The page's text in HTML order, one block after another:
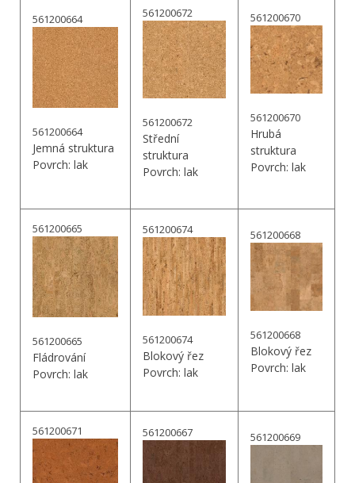
561200664
561200664
Jemná struktura
Povrch: lak
561200672
561200672
Střední
struktura
Povrch: lak
561200670
561200670
Hrubá
struktura
Povrch: lak
561200665
561200665
Fládrování
Povrch: lak
561200674
561200674
Blokový řez
Povrch: lak
561200668
561200668
Blokový řez
Povrch: lak
561200671 561200667 561200669